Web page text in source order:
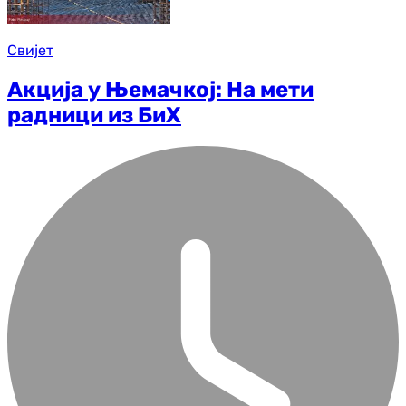
Свијет
Акција у Њемачкој: На мети
радници из БиХ